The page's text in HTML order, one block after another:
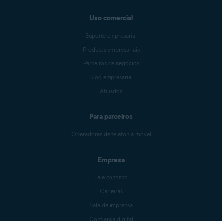
Uso comercial
Suporte empresarial
Produtos empresariais
Parceiros de negócios
Blog empresarial
Afiliados
Para parceiros
Operadoras de telefonia móvel
Empresa
Fale conosco
Carreiras
Sala de imprensa
Confiança digital